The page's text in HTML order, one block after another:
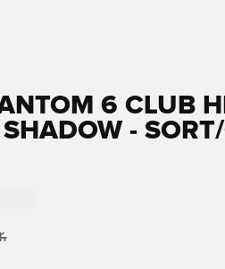
6 CLUB
-